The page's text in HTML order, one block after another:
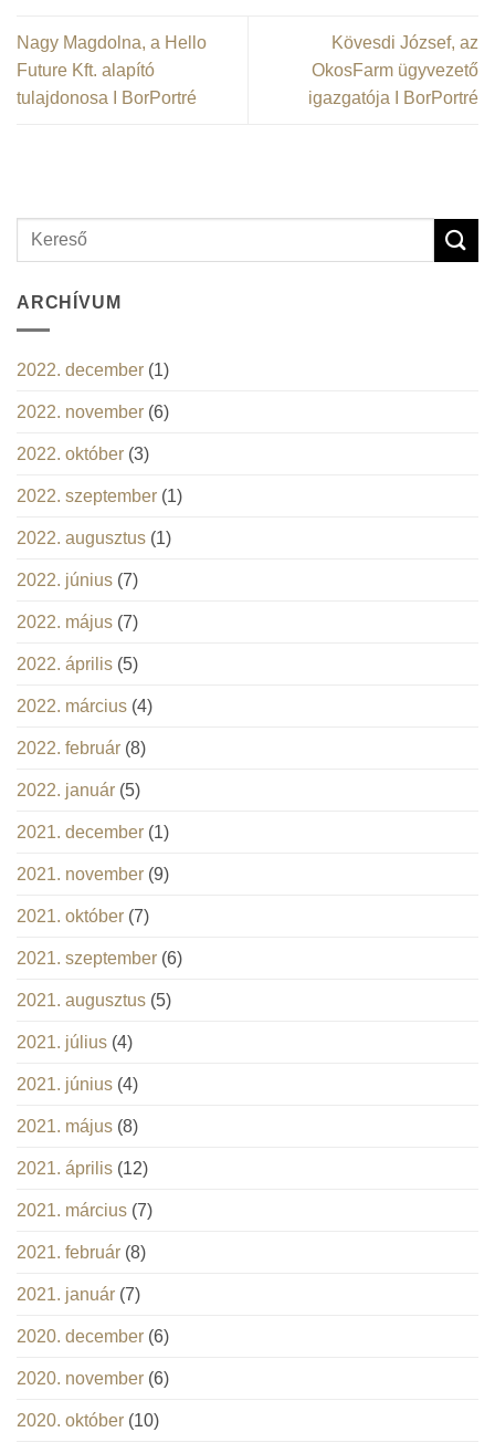
Nagy Magdolna, a Hello
Future Kft. alapító
tulajdonosa I BorPortré
Kövesdi József, az
OkosFarm ügyvezető
igazgatója I BorPortré
ARCHÍVUM
2022. december (1)
2022. november (6)
2022. október (3)
2022. szeptember (1)
2022. augusztus (1)
2022. június (7)
2022. május (7)
2022. április (5)
2022. március (4)
2022. február (8)
2022. január (5)
2021. december (1)
2021. november (9)
2021. október (7)
2021. szeptember (6)
2021. augusztus (5)
2021. július (4)
2021. június (4)
2021. május (8)
2021. április (12)
2021. március (7)
2021. február (8)
2021. január (7)
2020. december (6)
2020. november (6)
2020. október (10)